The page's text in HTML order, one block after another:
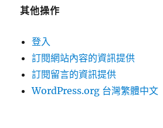
其他操作
登入
訂閱網站內容的資訊提供
訂閱留言的資訊提供
WordPress.org 台灣繁體中文